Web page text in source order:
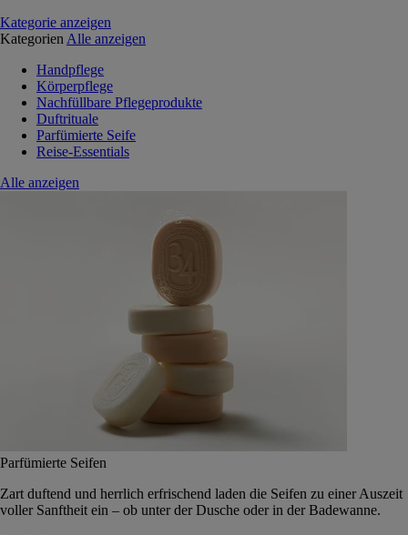
Kategorie anzeigen
Kategorien Alle anzeigen
Handpflege
Körperpflege
Nachfüllbare Pflegeprodukte
Duftrituale
Parfümierte Seife
Reise-Essentials
Alle anzeigen
Parfümierte Seifen
Zart duftend und herrlich erfrischend laden die Seifen zu einer Auszeit
voller Sanftheit ein – ob unter der Dusche oder in der Badewanne.